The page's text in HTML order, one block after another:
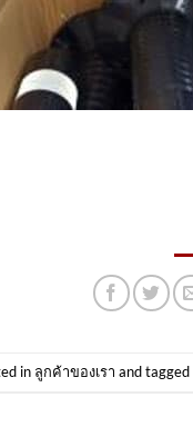
in ลูกค้าของเรา and tagged